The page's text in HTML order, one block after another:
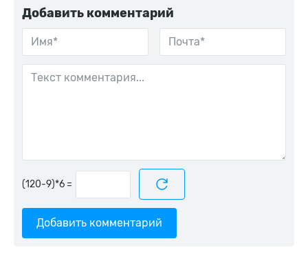
Добавить комментарий
=
Добавить комментарий